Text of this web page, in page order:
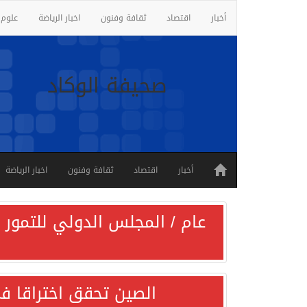
أخبار اقتصاد ثقافة وفنون اخبار الرياضة
صحيفة الوكاد
أخبار اقتصاد ثقافة وفنون اخبار الرياضة
عام / المجلس الدولي للتمور
الصين تحقق اختراقا